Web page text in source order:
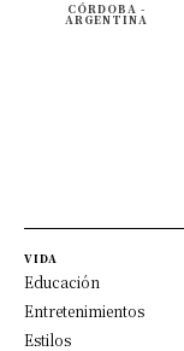
CÓRDOBA -
ARGENTINA
VIDA
Educación
Entretenimientos
Estilos